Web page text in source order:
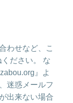
わせなど、こ
ださい。 な
』よ
迷惑メールフ
出来ない場合